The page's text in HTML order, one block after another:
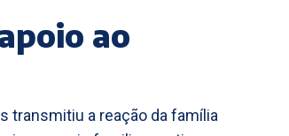
ao
transmitiu a reação da família